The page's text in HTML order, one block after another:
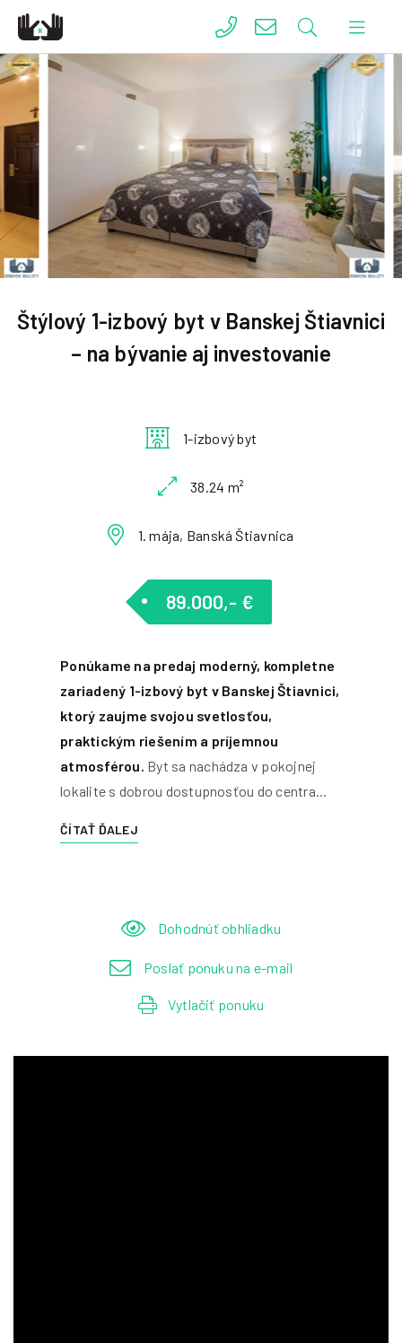
Štýlový 1-izbový byt v Banskej Štiavnici
– na bývanie aj investovanie
1-izbový byt
38.24 m²
1. mája, Banská Štiavnica
89.000,- €
Ponúkame na predaj moderný, kompletne
zariadený 1-izbový byt v Banskej Štiavnici,
ktorý zaujme svojou svetlosťou,
praktickým riešením a príjemnou
atmosférou. Byt sa nachádza v pokojnej
lokalite s dobrou dostupnosťou do centra...
ČÍTAŤ ĎALEJ
Dohodnúť obhliadku
Poslať ponuku na e-mail
Vytlačiť ponuku